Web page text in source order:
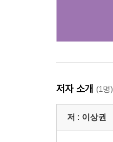
저자 소개 (1명)
저 : 이상권